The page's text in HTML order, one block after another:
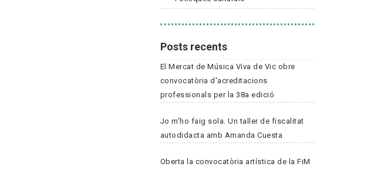
Posts recents
El Mercat de Música Viva de Vic obre
convocatòria d'acreditacions
professionals per la 38a edició
Jo m'ho faig sola. Un taller de fiscalitat
autodidacta amb Amanda Cuesta
Oberta la convocatòria artística de la FiM